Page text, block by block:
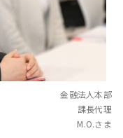
金融法人本部
課長代理
M.O.さま